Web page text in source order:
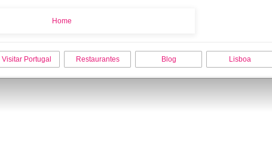
Home
Visitar Portugal Restaurantes Blog Lisboa